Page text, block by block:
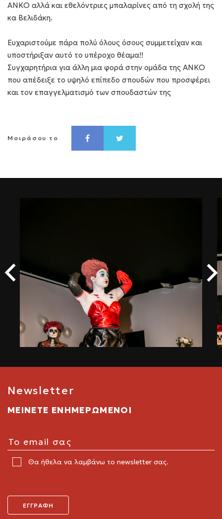
ANKO αλλά και εθελόντριες μπαλαρίνες από τη σχολή της
κα Βελιδάκη.
Ευχαριστούμε πάρα πολύ όλους όσους συμμετείχαν και
υποστήριξαν αυτό το υπέροχο θέαμα!!
Συγχαρητήρια για άλλη μια φορά στην ομάδα της ΑΝΚΟ
που απέδειξε το υψηλό επίπεδο σπουδών που προσφέρει
και τον επαγγελματισμό των σπουδαστών της
Μοιράσου το
Newsletter
ΜΕΙΝΕΤΕ ΕΝΗΜΕΡΩΜΕΝΟΙ
Θα ήθελα να λαμβάνω το newsletter σας.